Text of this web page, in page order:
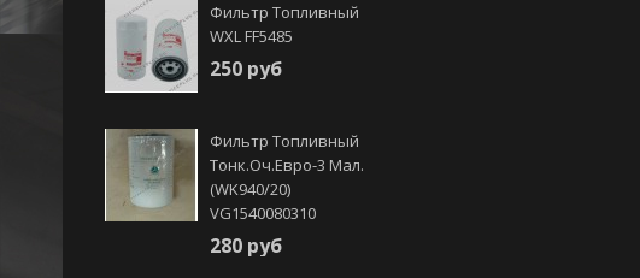
Фильтр Топливный
WXL FF5485
250 руб
Фильтр Топливный
Тонк.оч.Евро-3 Мал.
(WK940/20)
VG1540080310
280 руб